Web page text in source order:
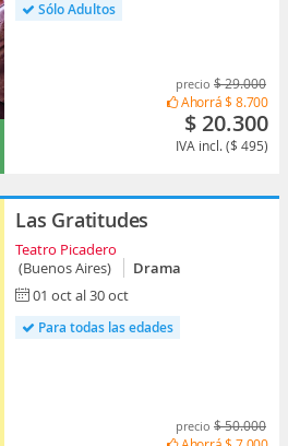
Sólo Adultos
precio $ 29.000
Ahorrá$ 8.700
$ 20.300
IVA incl. ($ 495)
Las Gratitudes
Teatro Picadero
(Buenos Aires)
Drama
01 oct al 30 oct
Para todas las edades
precio $ 50.000